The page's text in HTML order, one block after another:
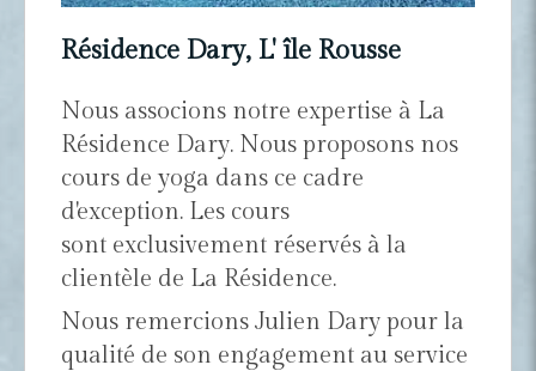
Résidence Dary, L' île Rousse
Nous associons notre expertise à La
Résidence Dary. Nous proposons nos
cours de yoga dans ce cadre
d'exception. Les cours
sont exclusivement réservés à la
clientèle de La Résidence.
Nous remercions Julien Dary pour la
qualité de son engagement au service